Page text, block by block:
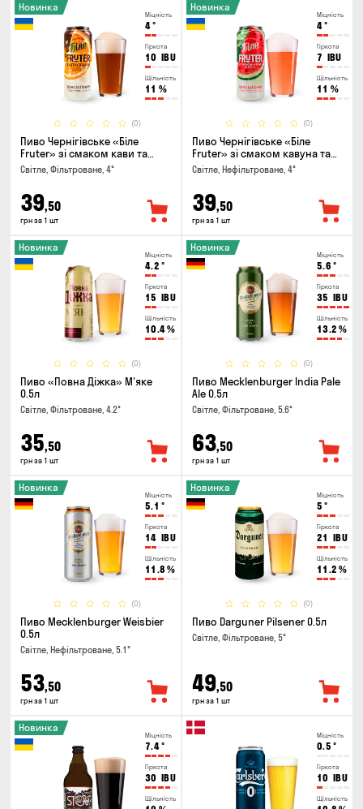
Міцність
4°
Гіркота
10 IBU
Щільність
11 %
(0)
Новинка
Пиво Чернігівське «Біле
Fruter» зі смаком кави та
апельсину 0.5л
Світле, Фільтроване, 4°
39,50
грн за 1 шт
Міцність
4°
Гіркота
7 IBU
Щільність
11 %
(0)
Новинка
Пиво Чернігівське «Біле
Fruter» зі смаком кавуна та
м'яти 0.5л
Світле, Нефільтроване, 4°
39,50
грн за 1 шт
Міцність
4.2 °
Гіркота
15 IBU
Щільність
10.4%
(0)
Новинка
Пиво «Повна Діжка» М'яке
0.5л
Світле, Фільтроване, 4.2°
35,50
грн за 1 шт
Міцність
5.6 °
Гіркота
35 IBU
Щільність
13.2 %
(0)
Новинка
Пиво Mecklenburger India Pale
Ale 0.5л
Світле, Фільтроване, 5.6°
63,50
грн за 1 шт
Міцність
5.1 °
Гіркота
14 IBU
Щільність
11.8 %
(0)
Новинка
Пиво Mecklenburger Weisbier
0.5л
Світле, Нефільтроване, 5.1°
53,50
грн за 1 шт
Міцність
5 °
Гіркота
21 IBU
Щільність
11.2 %
(0)
Новинка
Пиво Darguner Pilsener 0.5л
Світле, Фільтроване, 5°
49,50
грн за 1 шт
Міцність
7.4°
Гіркота
30 IBU
Щільність
Новинка
Міцність
0.5 °
Гіркота
10 IBU
Щільність